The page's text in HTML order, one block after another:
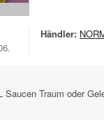
Händler:
Saucen Traum oder